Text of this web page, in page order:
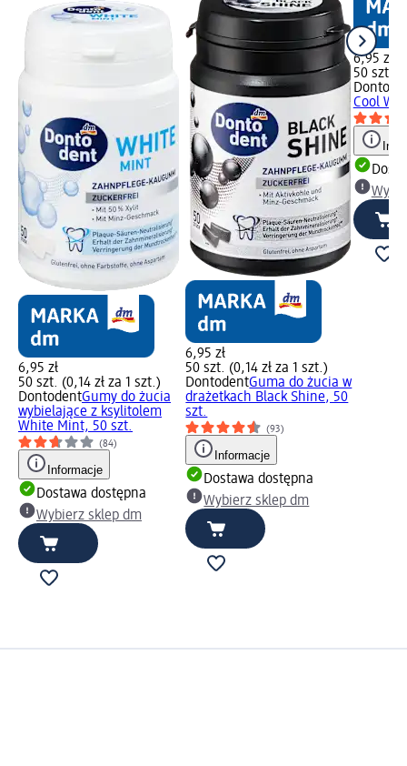
6,95 zł
50 szt. (0,14 zł za 1 szt.)
DontodentGumy do żucia
wybielające z ksylitolem
White Mint, 50 szt.
(84)
Informacje
Dostawa dostępna
Wybierz sklep dm
6,95 zł
50 szt. (0,14 zł za 1 szt.)
DontodentGuma do żucia w
drażetkach Black Shine, 50
szt.
(93)
Informacje
Dostawa dostępna
Wybierz sklep dm
6,95 zł
50 szt.
Cool